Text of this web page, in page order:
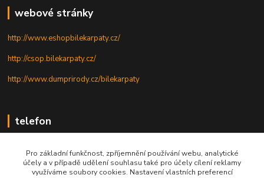
webové stránky
http://www.eshopbilekarpaty.cz/
http://csop.bilekarpaty.cz/
http://www.dumprirody.cz/bilekarpaty
telefon
+420 727 880 789
Pro základní funkčnost, zpříjemnění používání webu, analytické
účely a v případě udělení souhlasu také pro účely cílení reklamy
využíváme soubory cookies. Nastavení vlastních preferencí